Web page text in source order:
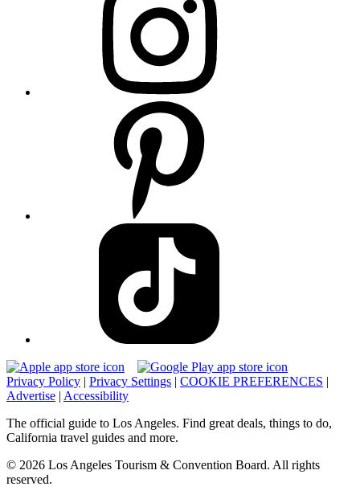
Privacy Policy | Privacy Settings | COOKIE PREFERENCES |
Advertise | Accessibility
The official guide to Los Angeles. Find great deals, things to do,
California travel guides and more.
© 2026 Los Angeles Tourism & Convention Board. All rights
reserved.